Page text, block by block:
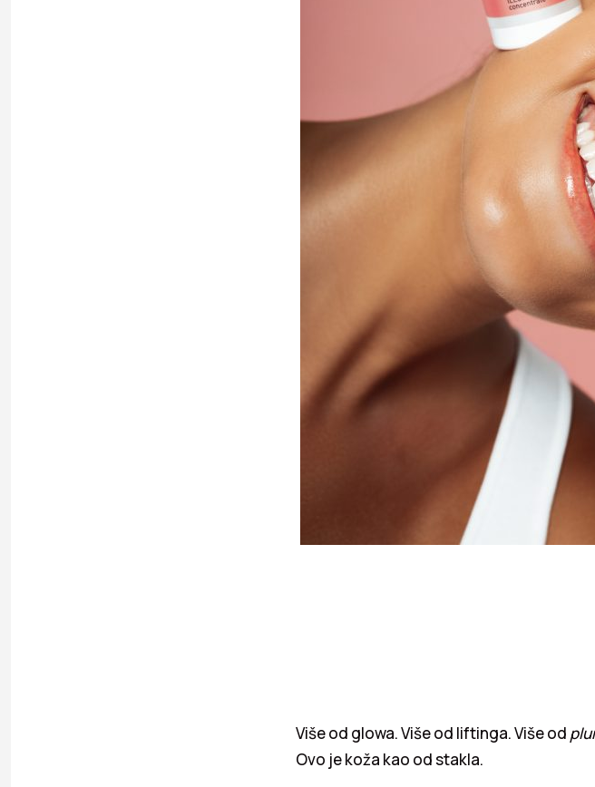
Više od glowa. Više od liftinga. Više od
Ovo je koža kao od stakla.